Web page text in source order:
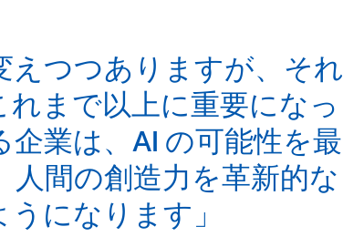
えつつありますが、それ
まで以上に重要になっ
業は、AI の可能性を最
間の創造力を革新的な
になります」